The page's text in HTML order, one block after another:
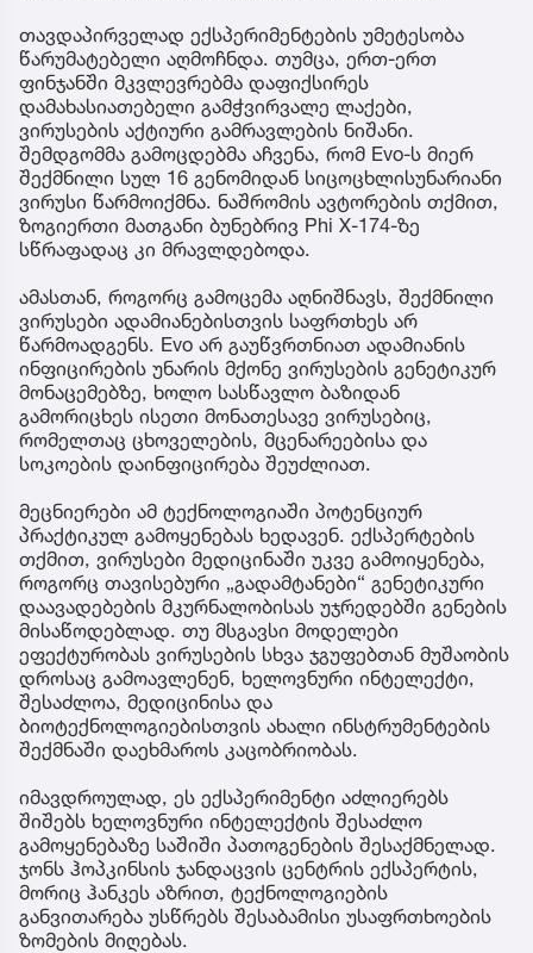
თავდაპირველად ექსპერიმენტების უმეტესობა
წარუმატებელი აღმოჩნდა. თუმცა, ერთ-ერთ
ფინჯანში მკვლევრებმა დაფიქსირეს
დამახასიათებელი გამჭვირვალე ლაქები,
ვირუსების აქტიური გამრავლების ნიშანი.
შემდგომმა გამოცდებმა აჩვენა, რომ Evo-ს მიერ
შექმნილი სულ 16 გენომიდან სიცოცხლისუნარიანი
ვირუსი წარმოიქმნა. ნაშრომის ავტორების თქმით,
ზოგიერთი მათგანი ბუნებრივ Phi X-174-ზე
სწრაფადაც კი მრავლდებოდა.
ამასთან, როგორც გამოცემა აღნიშნავს, შექმნილი
ვირუსები ადამიანებისთვის საფრთხეს არ
წარმოადგენს. Evo არ გაუწვრთნიათ ადამიანის
ინფიცირების უნარის მქონე ვირუსების გენეტიკურ
მონაცემებზე, ხოლო სასწავლო ბაზიდან
გამორიცხეს ისეთი მონათესავე ვირუსებიც,
რომელთაც ცხოველების, მცენარეებისა და
სოკოების დაინფიცირება შეუძლიათ.
მეცნიერები ამ ტექნოლოგიაში პოტენციურ
პრაქტიკულ გამოყენებას ხედავენ. ექსპერტების
თქმით, ვირუსები მედიცინაში უკვე გამოიყენება,
როგორც თავისებური „გადამტანები“ გენეტიკური
დაავადებების მკურნალობისას უჯრედებში გენების
მისაწოდებლად. თუ მსგავსი მოდელები
ეფექტურობას ვირუსების სხვა ჯგუფებთან მუშაობის
დროსაც გამოავლენენ, ხელოვნური ინტელექტი,
შესაძლოა, მედიცინისა და
ბიოტექნოლოგიებისთვის ახალი ინსტრუმენტების
შექმნაში დაეხმაროს კაცობრიობას.
იმავდროულად, ეს ექსპერიმენტი აძლიერებს
შიშებს ხელოვნური ინტელექტის შესაძლო
გამოყენებაზე საშიში პათოგენების შესაქმნელად.
ჯონს ჰოპკინსის ჯანდაცვის ცენტრის ექსპერტის,
მორიც ჰანკეს აზრით, ტექნოლოგიების
განვითარება უსწრებს შესაბამისი უსაფრთხოების
ზომების მიღებას.